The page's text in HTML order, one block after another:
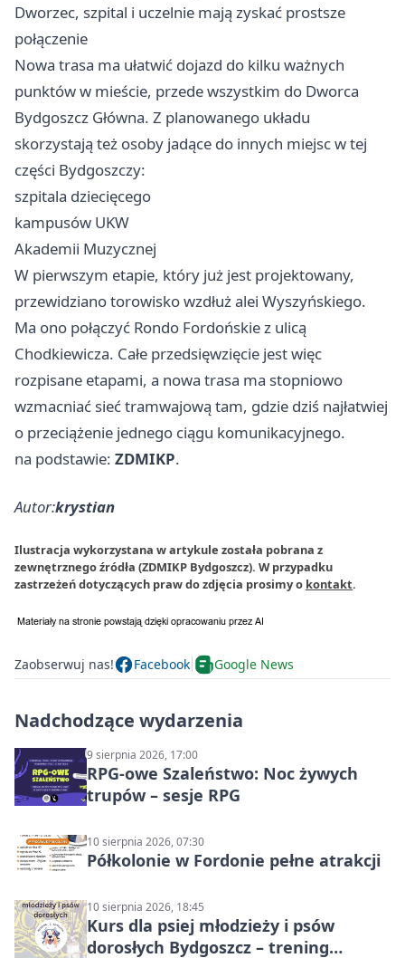
Dworzec, szpital i uczelnie mają zyskać prostsze
połączenie
Nowa trasa ma ułatwić dojazd do kilku ważnych
punktów w mieście, przede wszystkim do Dworca
Bydgoszcz Główna. Z planowanego układu
skorzystają też osoby jadące do innych miejsc w tej
części Bydgoszczy:
szpitala dziecięcego
kampusów UKW
Akademii Muzycznej
W pierwszym etapie, który już jest projektowany,
przewidziano torowisko wzdłuż alei Wyszyńskiego.
Ma ono połączyć Rondo Fordońskie z ulicą
Chodkiewicza. Całe przedsięwzięcie jest więc
rozpisane etapami, a nowa trasa ma stopniowo
wzmacniać sieć tramwajową tam, gdzie dziś najłatwiej
o przeciążenie jednego ciągu komunikacyjnego.
na podstawie: ZDMIKP.
Autor:krystian
Ilustracja wykorzystana w artykule została pobrana z
zewnętrznego źródła (ZDMIKP Bydgoszcz). W przypadku
zastrzeżeń dotyczących praw do zdjęcia prosimy o kontakt.
Zaobserwuj nas! Facebook Google News
Nadchodzące wydarzenia
9 sierpnia 2026, 17:00
RPG-owe Szaleństwo: Noc żywych
trupów – sesje RPG
10 sierpnia 2026, 07:30
Półkolonie w Fordonie pełne atrakcji
10 sierpnia 2026, 18:45
Kurs dla psiej młodzieży i psów
dorosłych Bydgoszcz – trening